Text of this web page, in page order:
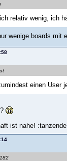
relativ wenig, ich
wenige boards mit
einen User
ist nahe!